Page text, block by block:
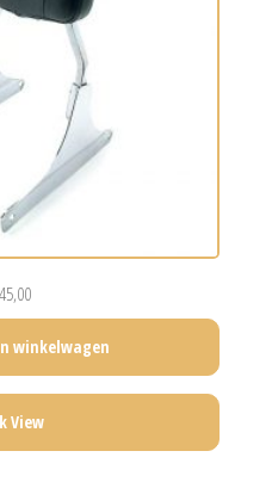
winkelwagen
View